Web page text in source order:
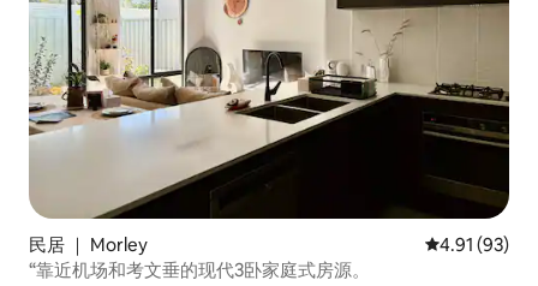
民居 ｜ Morley 平均评分
4.91 (93)
“靠近机场和考文垂的现代3卧家庭式房源。